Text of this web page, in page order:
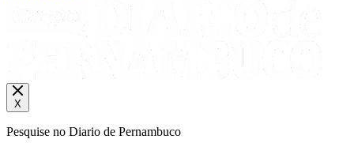
X
Pesquise no Diario de Pernambuco